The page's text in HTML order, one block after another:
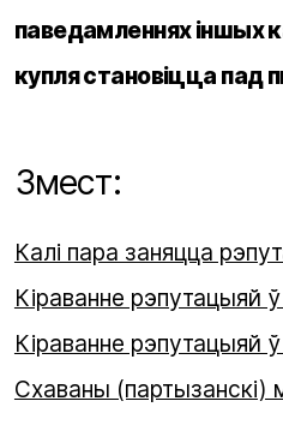
паведамленнях іншых
купля становіцца пад
Змест:
Калі пара заняцца
Кіраванне рэпутацыяй
Кіраванне рэпутацыяй ў
Схаваны (партызанскі)